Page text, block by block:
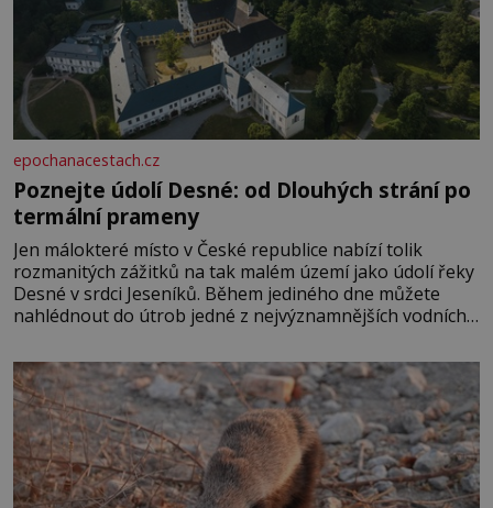
epochanacestach.cz
Poznejte údolí Desné: od Dlouhých strání po
termální prameny
Jen málokteré místo v České republice nabízí tolik
rozmanitých zážitků na tak malém území jako údolí řeky
Desné v srdci Jeseníků. Během jediného dne můžete
nahlédnout do útrob jedné z nejvýznamnějších vodních
se na koloběžce a den zakončit poznáváním památek ve
Velkých Losinách nebo v termálním